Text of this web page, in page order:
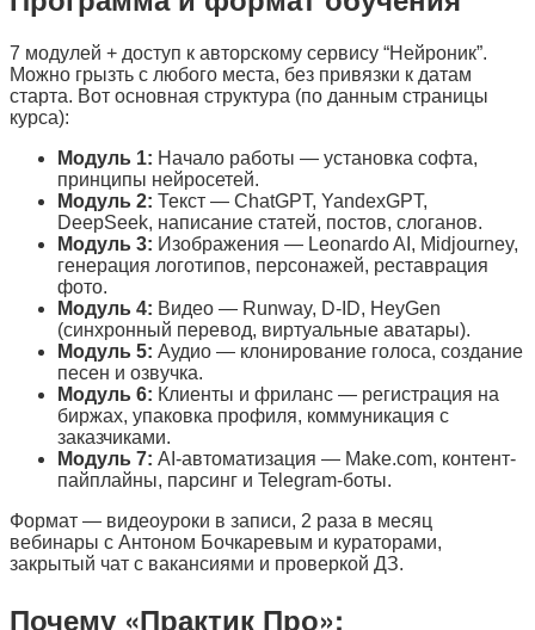
7 модулей + доступ к авторскому сервису “Нейроник”.
Можно грызть с любого места, без привязки к датам
старта. Вот основная структура (по данным страницы
курса):
Модуль 1: Начало работы — установка софта,
принципы нейросетей.
Модуль 2: Текст — ChatGPT, YandexGPT,
DeepSeek, написание статей, постов, слоганов.
Модуль 3: Изображения — Leonardo AI, Midjourney,
генерация логотипов, персонажей, реставрация
фото.
Модуль 4: Видео — Runway, D-ID, HeyGen
(синхронный перевод, виртуальные аватары).
Модуль 5: Аудио — клонирование голоса, создание
песен и озвучка.
Модуль 6: Клиенты и фриланс — регистрация на
биржах, упаковка профиля, коммуникация с
заказчиками.
Модуль 7: AI-автоматизация — Make.com, контент-
пайплайны, парсинг и Telegram-боты.
Формат — видеоуроки в записи, 2 раза в месяц
вебинары с Антоном Бочкаревым и кураторами,
закрытый чат с вакансиями и проверкой ДЗ.
Почему «Практик Про»: